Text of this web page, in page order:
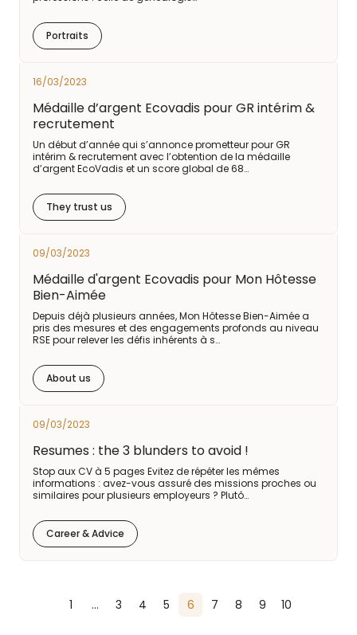
Portraits
16/03/2023
Médaille d’argent Ecovadis pour GR intérim &
recrutement
Un début d’année qui s’annonce prometteur pour GR
intérim & recrutement avec l’obtention de la médaille
d’argent EcoVadis et un score global de 68…
They trust us
09/03/2023
Médaille d'argent Ecovadis pour Mon Hôtesse
Bien-Aimée
Depuis déjà plusieurs années, Mon Hôtesse Bien-Aimée a
pris des mesures et des engagements profonds au niveau
RSE pour relever les défis inhérents à s…
About us
09/03/2023
Resumes : the 3 blunders to avoid !
Stop aux CV à 5 pages Evitez de répéter les mêmes
informations : avez-vous assuré des missions proches ou
similaires pour plusieurs employeurs ? Plutô…
Career & Advice
1 … 3 4 5 6 7 8 9 10